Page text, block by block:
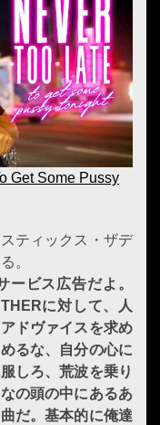
Get Some Pussy
ティックス・ザデ
。
ービス広告だよ。
に対して、人
ドヴァイスを求め
るな、自分の心に
しろ、荒波を乗り
の頭の中にあるあ
だ。基本的に俺達